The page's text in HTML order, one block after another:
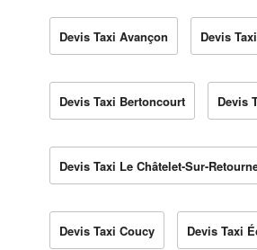
Devis Taxi Avançon Devis
Devis Taxi Bertoncourt Devis
Devis Taxi Le Châtelet-Sur-
Devis Taxi Coucy Devis Taxi